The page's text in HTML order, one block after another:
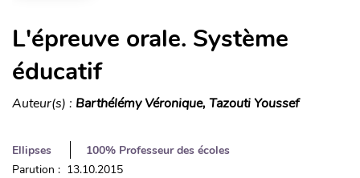
L'épreuve orale. Système
éducatif
Auteur(s) : Barthélémy Véronique, Tazouti Youssef
Ellipses
100% Professeur des écoles
Parution : 13.10.2015